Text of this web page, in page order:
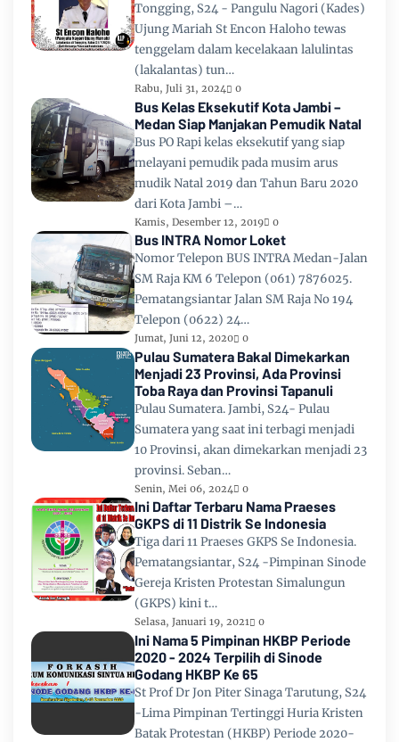
Tongging, S24 - Pangulu Nagori (Kades)
Ujung Mariah St Encon Haloho tewas
tenggelam dalam kecelakaan lalulintas
(lakalantas) tun…
Rabu, Juli 31, 2024 0
Bus Kelas Eksekutif Kota Jambi –
Medan Siap Manjakan Pemudik Natal
Bus PO Rapi kelas eksekutif yang siap
melayani pemudik pada musim arus
mudik Natal 2019 dan Tahun Baru 2020
dari Kota Jambi –…
Kamis, Desember 12, 2019 0
Bus INTRA Nomor Loket
Nomor Telepon BUS INTRA Medan-Jalan
SM Raja KM 6 Telepon (061) 7876025.
Pematangsiantar Jalan SM Raja No 194
Telepon (0622) 24…
Jumat, Juni 12, 2020 0
Pulau Sumatera Bakal Dimekarkan
Menjadi 23 Provinsi, Ada Provinsi
Toba Raya dan Provinsi Tapanuli
Pulau Sumatera. Jambi, S24- Pulau
Sumatera yang saat ini terbagi menjadi
10 Provinsi, akan dimekarkan menjadi 23
provinsi. Seban…
Senin, Mei 06, 2024 0
Ini Daftar Terbaru Nama Praeses
GKPS di 11 Distrik Se Indonesia
Tiga dari 11 Praeses GKPS Se Indonesia.
Pematangsiantar, S24 -Pimpinan Sinode
Gereja Kristen Protestan Simalungun
(GKPS) kini t…
Selasa, Januari 19, 2021 0
Ini Nama 5 Pimpinan HKBP Periode
2020 - 2024 Terpilih di Sinode
Godang HKBP Ke 65
St Prof Dr Jon Piter Sinaga Tarutung, S24
-Lima Pimpinan Tertinggi Huria Kristen
Batak Protestan (HKBP) Periode 2020-